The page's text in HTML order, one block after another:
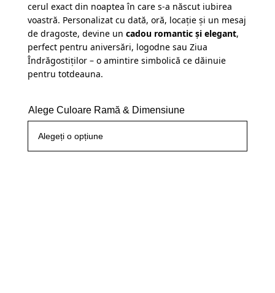
cerul exact din noaptea în care s-a născut iubirea
voastră. Personalizat cu dată, oră, locație și un mesaj
de dragoste, devine un cadou romantic și elegant,
perfect pentru aniversări, logodne sau Ziua
Îndrăgostiților – o amintire simbolică ce dăinuie
pentru totdeauna.
Alege Culoare Ramă & Dimensiune